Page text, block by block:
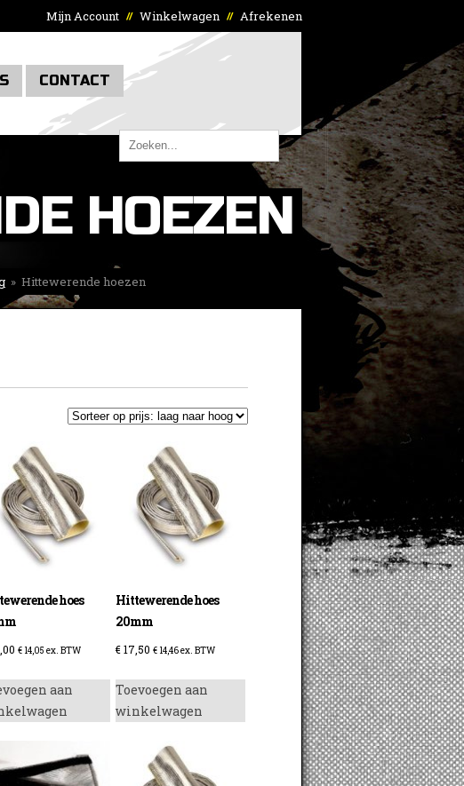
Mijn Account // Winkelwagen // Afrekenen
CONTACT
HOEZEN
» Hittewerende hoezen
hoes
€14,05 ex. BTW
aan
Hittewerende hoes
20mm
€17,50 €14,46ex. BTW
Toevoegen aan
winkelwagen